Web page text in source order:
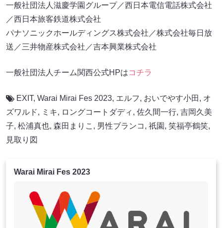
一般社団法人滋慶学園グループ／西日本電信電話株式会社
／西日本旅客鉄道株式会社
パナソニックホールディングス株式会社／株式会社毎日放
送／三井物産株式会社／吉本興業株式会社
一般社団法人チーム関西公式HPはコチラ
EXIT, Warai Mirai Fes 2023, エルフ, おいでやす小田 , オ
ズワルド, ミキ, ロングコートダディ , 佐久間一行, 吉岡久美
子, 松浦真也, 森田まりこ , 男性ブランコ , 祇園 , 笑福亭鶴笑,
見取り図
Warai Mirai Fes 2023